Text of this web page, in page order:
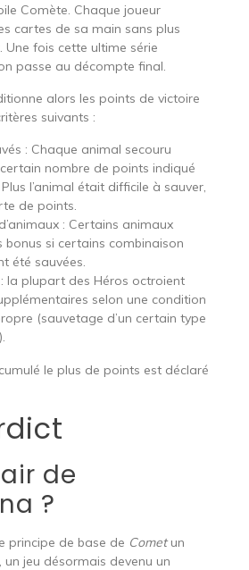
Comète. Chaque joueur
cartes de sa main sans plus
Une fois cette ultime série
passe au décompte final.
alors les points de victoire
suivants :
: Chaque animal secouru
nombre de points indiqué
l’animal était difficile à sauver,
de points.
: Certains animaux
bonus si certains combinaison
été sauvées.
la plupart des Héros octroient
selon une condition
(sauvetage d’un certain type
le plus de points est déclaré
de
?
principe de base de Cometun
jeu désormais devenu un